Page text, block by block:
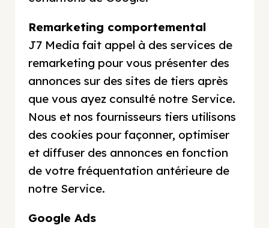
Remarketing comportemental
J7 Media fait appel à des services de
remarketing pour vous présenter des
annonces sur des sites de tiers après
que vous ayez consulté notre Service.
Nous et nos fournisseurs tiers utilisons
des cookies pour façonner, optimiser
et diffuser des annonces en fonction
de votre fréquentation antérieure de
notre Service.
Google Ads